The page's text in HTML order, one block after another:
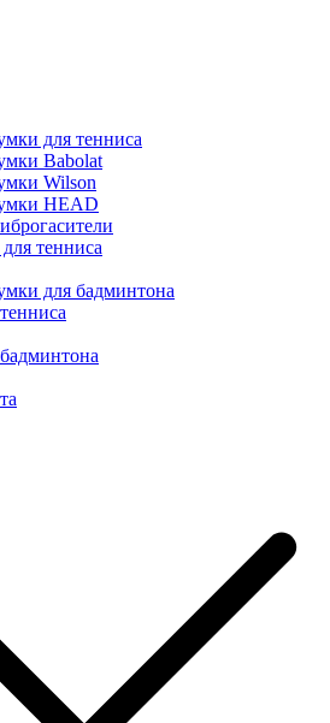
для тенниса
Babolat
Wilson
HEAD
тенниса
для бадминтона